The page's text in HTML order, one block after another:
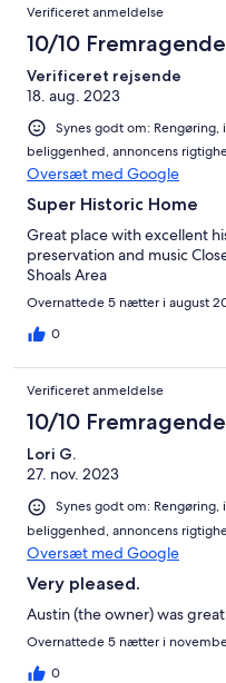
Verificeret anmeldelse
10/10 Fremragende
Verificeret rejsende
18. aug. 2023
Synes godt om:
beliggenhed, annoncens
Oversæt med Google
Super Historic Home
Great place with excellent
preservation and music
Shoals Area
Overnattede 5 nætter i august
0
Verificeret anmeldelse
10/10 Fremragende
Lori G.
27. nov. 2023
Synes godt om:
beliggenhed, annoncens
Oversæt med Google
Very pleased.
Austin (the owner) was
Overnattede 5 nætter i
0